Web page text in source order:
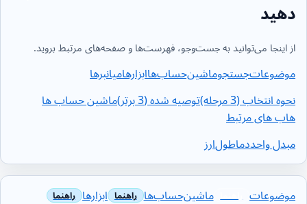
دهید
از اینجا می‌توانید به جست‌وجو، فهرست‌ها و صفحه‌های مرتبط بروید.
موضوعاتجستجوماشین‌حساب‌هاابزارهامیانبرها
نحوه انتخاب (3 مرحله)
توصیه شده (3 برتر)
ماشین حساب ها
هاب های مرتبط
مبدل واحددماطولارز
موضوعات ماشین‌حساب‌ها
ابزارها